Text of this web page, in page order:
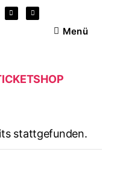
Menü
stattgefunden.